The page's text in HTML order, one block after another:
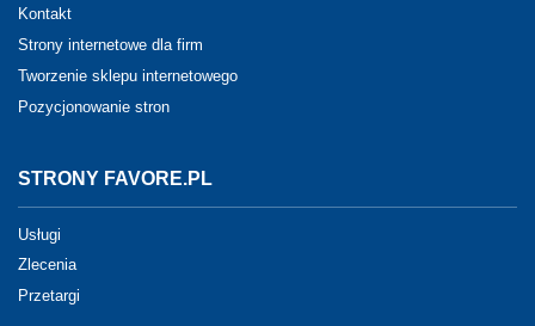
Kontakt
Strony internetowe dla firm
Tworzenie sklepu internetowego
Pozycjonowanie stron
STRONY FAVORE.PL
Usługi
Zlecenia
Przetargi